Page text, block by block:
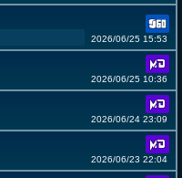
2026/06/25 15:53
2026/06/25 10:36
2026/06/24 23:09
2026/06/23 22:04